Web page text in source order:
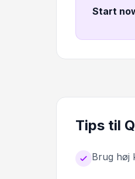
Start
Tips til
Brug høj